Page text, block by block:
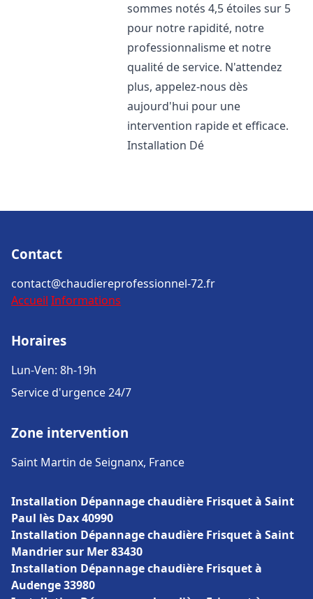
sommes notés 4,5 étoiles sur 5
pour notre rapidité, notre
professionnalisme et notre
qualité de service. N'attendez
plus, appelez-nous dès
aujourd'hui pour une
intervention rapide et efficace.
Installation Dé
Contact
contact@chaudiereprofessionnel-72.fr
Accueil Informations
Horaires
Lun-Ven: 8h-19h
Service d'urgence 24/7
Zone intervention
Saint Martin de Seignanx, France
Installation Dépannage chaudière Frisquet à Saint
Paul lès Dax 40990
Installation Dépannage chaudière Frisquet à Saint
Mandrier sur Mer 83430
Installation Dépannage chaudière Frisquet à
Audenge 33980